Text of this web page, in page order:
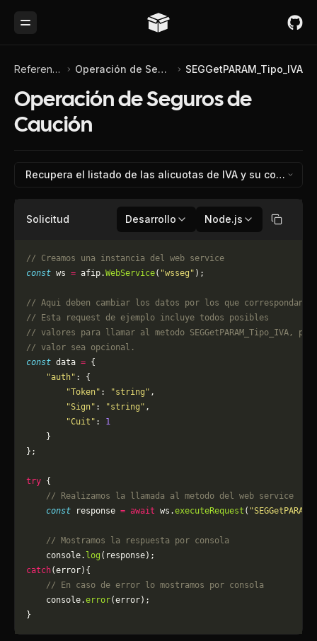
Toggle Menu
Referencia de API Operación de Seguros de Caución SEGGetPARAM_Tipo_IVA
Operación de Seguros de
Caución
Recupera el listado de las
Solicitud Desarrollo Node.js Copiar
// Creamos una instancia del web service
const ws = afip.WebService( "wsseg" );
// Aqui deben cambiar los datos por los que correspondan.
// Esta request de ejemplo incluye todos posibles
// valores para llamar al metodo SEGGetPARAM_Tipo_IVA,
// valor sea opcional.
const data = {
    "auth"
: {
        "Token"
: "string" ,
        "Sign"
: "string" ,
        "Cuit"
: 1
    }
};
try {
    // Realizamos la llamada al metodo del web service
    const
response = await ws.executeRequest (
    // Mostramos la respuesta por consola
    console.
log (response);
catch(error){
    // En caso de error lo mostramos por consola
	console.
error(error);
}